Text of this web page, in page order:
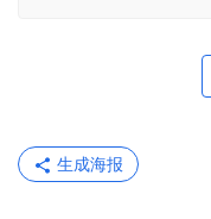
生成海报